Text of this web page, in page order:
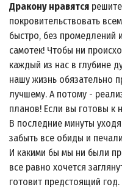
Дракону нравятся
покровительствовать
быстро, без промедлений
самотек! Чтобы ни
каждый из нас в глубине
нашу жизнь обязательно
лучшему. А потому -
планов! Если вы готовы к
В последние минуты
забыть все обиды и
И какими бы мы ни были
все равно хочется
готовит предстоящий год.